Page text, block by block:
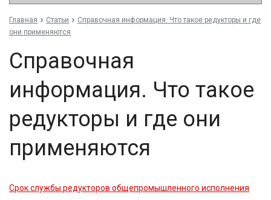
Главная Статьи
Справочная информация. Что такое редукторы и где
они применяются
Справочная
информация. Что такое
редукторы и где они
применяются
Срок службы редукторов общепромышленного исполнения